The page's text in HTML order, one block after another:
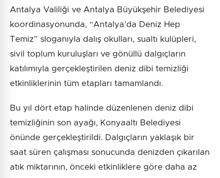
Antalya Valiliği ve Antalya Büyükşehir Belediyesi
koordinasyonunda, “Antalya’da Deniz Hep
Temiz” sloganıyla dalış okulları, sualtı kulüpleri,
sivil toplum kuruluşları ve gönüllü dalgıçların
katılımıyla gerçekleştirilen deniz dibi temizliği
etkinliklerinin tüm etapları tamamlandı.
Bu yıl dört etap halinde düzenlenen deniz dibi
temizliğinin son ayağı, Konyaaltı Belediyesi
önünde gerçekleştirildi. Dalgıçların yaklaşık bir
saat süren çalışması sonucunda denizden çıkarılan
atık miktarının, önceki etkinliklere göre daha az